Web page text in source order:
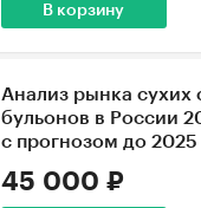
В корзину
Анализ рынка сухих
бульонов в России
с прогнозом до 2025
45 000 ₽